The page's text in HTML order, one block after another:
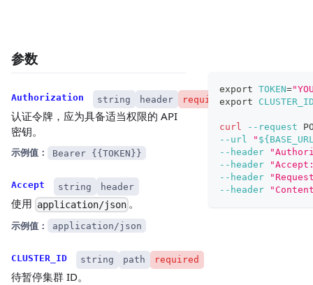
参数
Authorization string header required
认证令牌，应为具备适当权限的 API
密钥。
示例值： Bearer {{TOKEN}}
Accept string header
使用 application/json 。
示例值： application/json
CLUSTER_ID string path required
待暂停集群 ID。
export TOKEN=
export
curl --request
--url
"
--header
--header
--header
--header